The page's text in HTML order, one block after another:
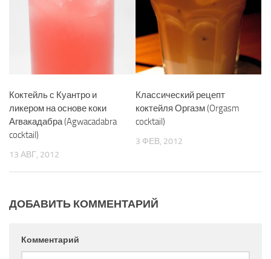
Коктейль с Куантро и
ликером на основе коки
Агвакадабра (Agwacadabra
cocktail)
13 АВГ, 2012
Классический рецепт
коктейля Оргазм (Orgasm
cocktail)
3 ФЕВ, 2012
ДОБАВИТЬ КОММЕНТАРИЙ
Комментарий